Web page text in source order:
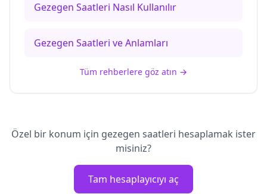
Gezegen Saatleri Nasıl Kullanılır
Gezegen Saatleri ve Anlamları
Tüm rehberlere göz atın →
Özel bir konum için gezegen saatleri hesaplamak ister
misiniz?
Tam hesaplayıcıyı aç